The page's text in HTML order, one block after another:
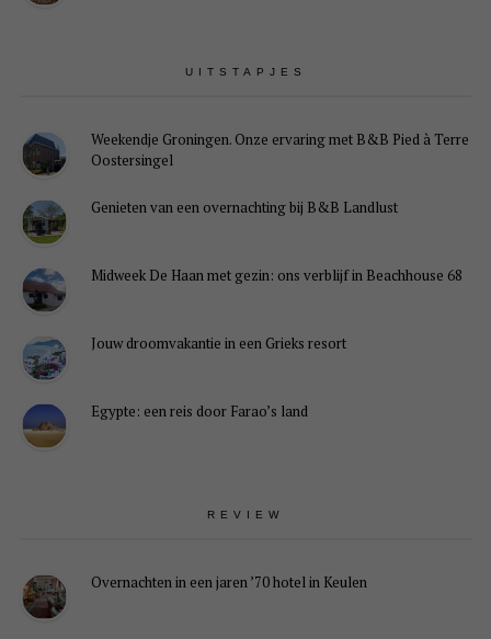
UITSTAPJES
Weekendje Groningen. Onze ervaring met B&B Pied à Terre
Oostersingel
Genieten van een overnachting bij B&B Landlust
Midweek De Haan met gezin: ons verblijf in Beachhouse 68
Jouw droomvakantie in een Grieks resort
Egypte: een reis door Farao’s land
REVIEW
Overnachten in een jaren ’70 hotel in Keulen